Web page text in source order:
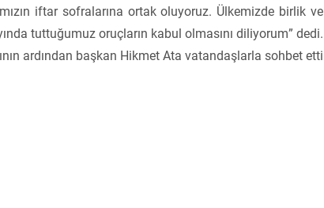
iftar sofralarına ortak oluyoruz. Ülkemizde birlik ve
tuttuğumuz oruçların kabul olmasını diliyorum” dedi.
ardından başkan Hikmet Ata vatandaşlarla sohbet etti